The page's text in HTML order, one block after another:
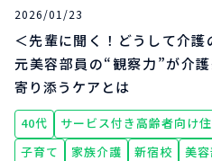
2026/01/23
＜先輩に聞く！どうして介
元美容部員の“観察力”が介
寄り添うケアとは
40代 サービス付き高齢者向け
子育て
家族介護 新宿校 美